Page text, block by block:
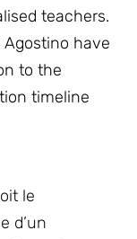
teachers.
Agostino have
to the
timeline
le
d’un